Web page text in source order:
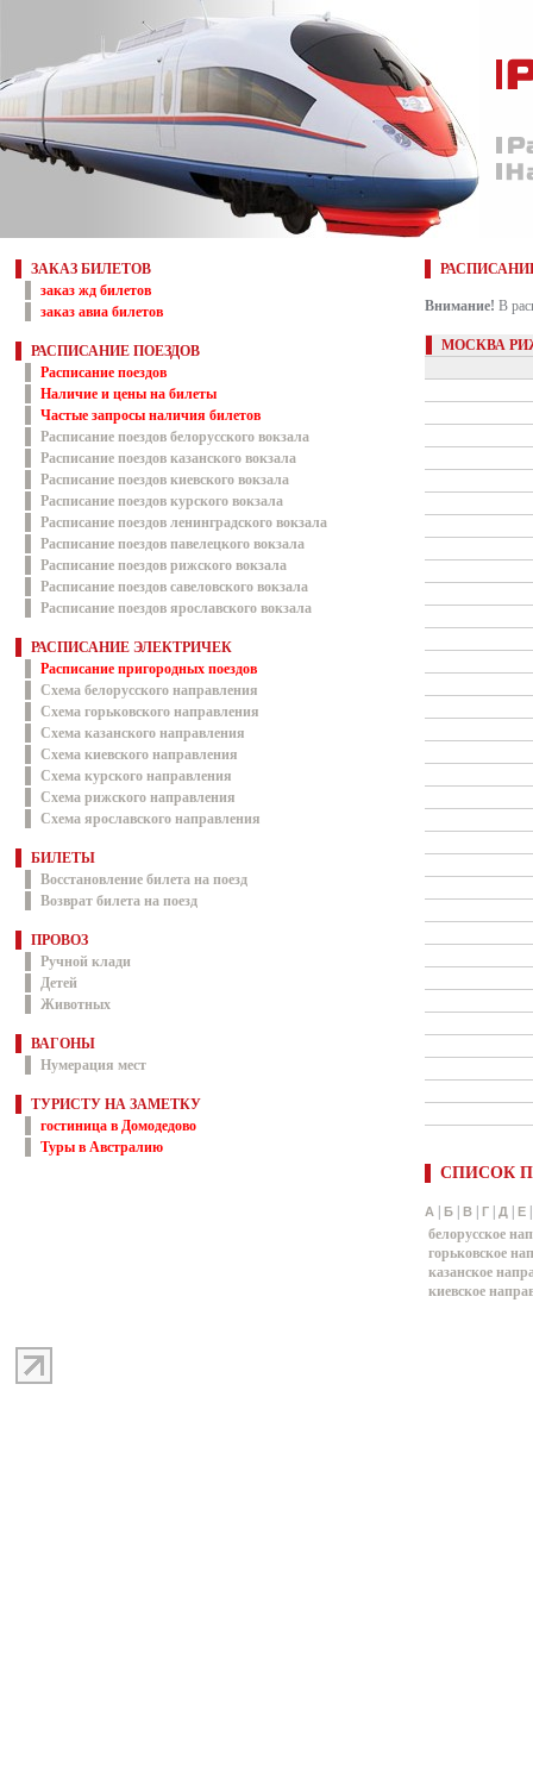
ЗАКАЗ БИЛЕТОВ
заказ жд билетов
заказ авиа билетов
РАСПИСАНИЕ ПОЕЗДОВ
Расписание поездов
Наличие и цены на билеты
Частые запросы наличия билетов
Расписание поездов белорусского вокзала
Расписание поездов казанского вокзала
Расписание поездов киевского вокзала
Расписание поездов курского вокзала
Расписание поездов ленинградского вокзала
Расписание поездов павелецкого вокзала
Расписание поездов рижского вокзала
Расписание поездов савеловского вокзала
Расписание поездов ярославского вокзала
РАСПИСАНИЕ ЭЛЕКТРИЧЕК
Расписание пригородных поездов
Схема белорусского направления
Схема горьковского направления
Схема казанского направления
Схема киевского направления
Схема курского направления
Схема рижского направления
Схема ярославского направления
БИЛЕТЫ
Восстановление билета на поезд
Возврат билета на поезд
ПРОВОЗ
Ручной клади
Детей
Животных
ВАГОНЫ
Нумерация мест
ТУРИСТУ НА ЗАМЕТКУ
гостиница в Домодедово
Туры в Австралию
Внимание! В
МОСКВА
СПИСОК
А Б В Г Д Е
белорусское
горьковское
казанское
киевское